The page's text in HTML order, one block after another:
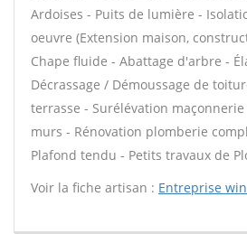
Ardoises - Puits de lumière -
oeuvre (Extension maison,
Chape fluide - Abattage d'arbre -
Décrassage / Démoussage de
terrasse - Surélévation
murs - Rénovation plomberie
Plafond tendu - Petits travaux de
Voir la fiche artisan : Entreprise